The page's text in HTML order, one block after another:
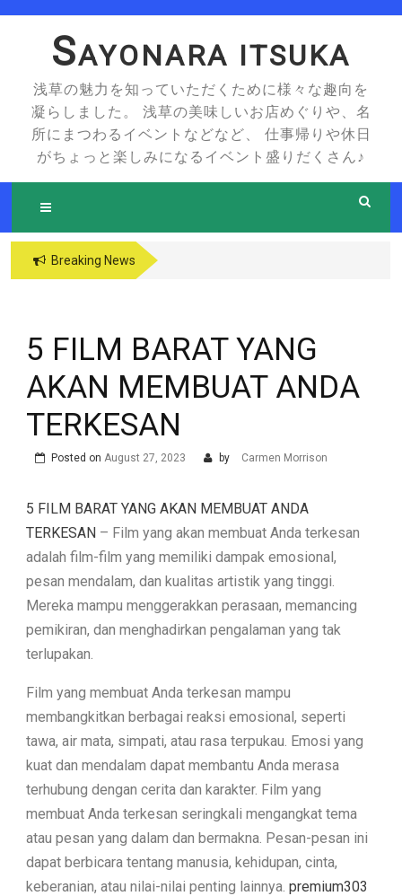
SAYONARA ITSUKA
浅草の魅力を知っていただくために様々な趣向を
凝らしました。 浅草の美味しいお店めぐりや、名
所にまつわるイベントなどなど、 仕事帰りや休日
がちょっと楽しみになるイベント盛りだくさん♪
Breaking News
5 FILM BARAT YANG
AKAN MEMBUAT ANDA
TERKESAN
Posted on August 27, 2023 by Carmen Morrison
5 FILM BARAT YANG AKAN MEMBUAT ANDA
TERKESAN – Film yang akan membuat Anda terkesan
adalah film-film yang memiliki dampak emosional,
pesan mendalam, dan kualitas artistik yang tinggi.
Mereka mampu menggerakkan perasaan, memancing
pemikiran, dan menghadirkan pengalaman yang tak
terlupakan.
Film yang membuat Anda terkesan mampu
membangkitkan berbagai reaksi emosional, seperti
tawa, air mata, simpati, atau rasa terpukau. Emosi yang
kuat dan mendalam dapat membantu Anda merasa
terhubung dengan cerita dan karakter. Film yang
membuat Anda terkesan seringkali mengangkat tema
atau pesan yang dalam dan bermakna. Pesan-pesan ini
dapat berbicara tentang manusia, kehidupan, cinta,
keberanian, atau nilai-nilai penting lainnya. premium303